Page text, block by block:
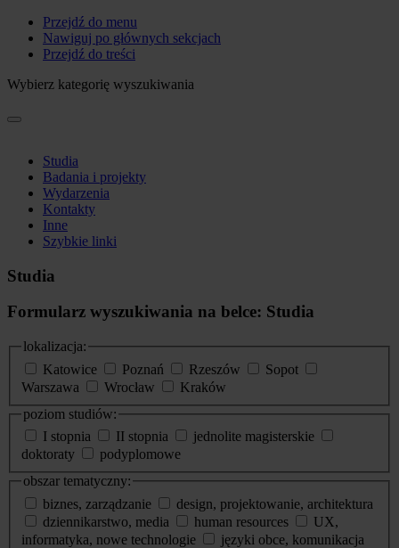
Przejdź do menu
Nawiguj po głównych sekcjach
Przejdź do treści
Wybierz kategorię wyszukiwania
Studia
Badania i projekty
Wydarzenia
Kontakty
Inne
Szybkie linki
Studia
Formularz wyszukiwania na belce: Studia
lokalizacja:
Katowice
Poznań Rzeszów
Sopot
Warszawa
Wrocław
Kraków
poziom studiów:
I stopnia
II stopnia
jednolite magisterskie
doktoraty
podyplomowe
obszar tematyczny:
biznes, zarządzanie
design, projektowanie, architektura
dziennikarstwo, media
human resources
UX,
informatyka, nowe technologie
języki obce, komunikacja